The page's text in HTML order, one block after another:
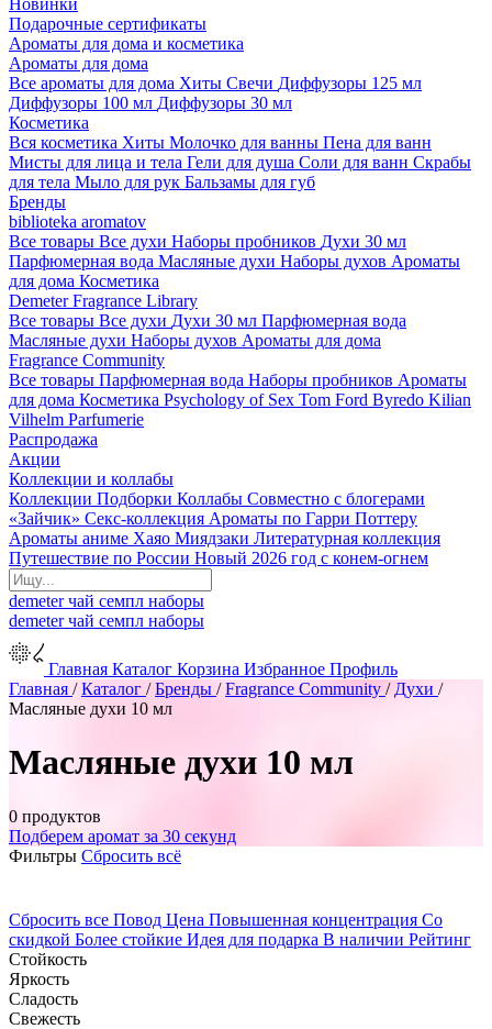
Новинки
Подарочные сертификаты
Ароматы для дома и косметика
Ароматы для дома
Все ароматы для дома Хиты Свечи Диффузоры 125 мл
Диффузоры 100 мл Диффузоры 30 мл
Косметика
Вся косметика Хиты Молочко для ванны Пена для ванн
Мисты для лица и тела Гели для душа Соли для ванн Скрабы
для тела Мыло для рук Бальзамы для губ
Бренды
biblioteka aromatov
Все товары Все духи Наборы пробников Духи 30 мл
Парфюмерная вода Масляные духи Наборы духов Ароматы
для дома Косметика
Demeter Fragrance Library
Все товары Все духи Духи 30 мл Парфюмерная вода
Масляные духи Наборы духов Ароматы для дома
Fragrance Community
Все товары Парфюмерная вода Наборы пробников Ароматы
для дома Косметика Psychology of Sex Tom Ford Byredo Kilian
Vilhelm Parfumerie
Распродажа
Акции
Коллекции и коллабы
Коллекции Подборки Коллабы Совместно с блогерами
«Зайчик» Секс-коллекция Ароматы по Гарри Поттеру
Ароматы аниме Хаяо Миядзаки Литературная коллекция
Путешествие по России Новый 2026 год с конем-огнем
demeterчай семпл наборы
demeterчай семпл наборы
Главная Каталог Корзина Избранное Профиль
Главная /Каталог /Бренды /Fragrance Community / Духи /
Масляные духи 10 мл
Масляные духи 10 мл
0 продуктов
Подберем аромат за 30 секунд
Фильтры Сбросить всё
Сбросить все Повод Цена Повышенная концентрация Со
скидкой Более стойкие Идея для подарка В наличии Рейтинг
Стойкость
Яркость
Сладость
Свежесть